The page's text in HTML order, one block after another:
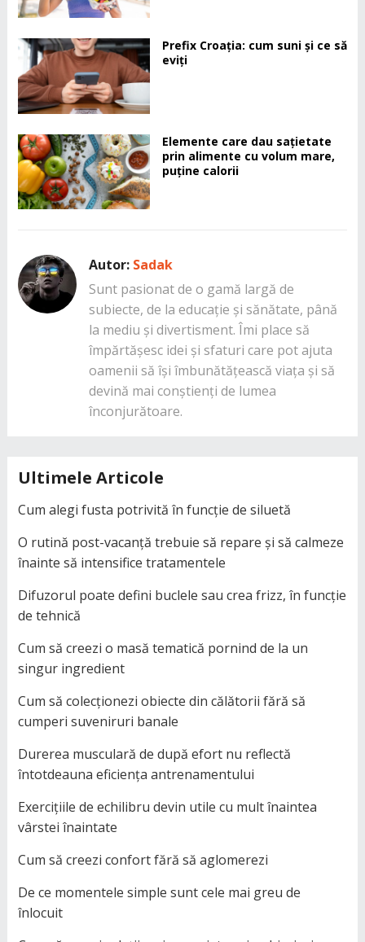
Prefix Croația: cum suni și ce să
eviți
Elemente care dau sațietate
prin alimente cu volum mare,
puține calorii
Autor: Sadak
Sunt pasionat de o gamă largă de
subiecte, de la educație și sănătate, până
la mediu și divertisment. Îmi place să
împărtășesc idei și sfaturi care pot ajuta
oamenii să își îmbunătățească viața și să
devină mai conștienți de lumea
înconjurătoare.
Ultimele Articole
Cum alegi fusta potrivită în funcție de siluetă
O rutină post-vacanță trebuie să repare și să calmeze
înainte să intensifice tratamentele
Difuzorul poate defini buclele sau crea frizz, în funcție
de tehnică
Cum să creezi o masă tematică pornind de la un
singur ingredient
Cum să colecționezi obiecte din călătorii fără să
cumperi suveniruri banale
Durerea musculară de după efort nu reflectă
întotdeauna eficiența antrenamentului
Exercițiile de echilibru devin utile cu mult înaintea
vârstei înaintate
Cum să creezi confort fără să aglomerezi
De ce momentele simple sunt cele mai greu de
înlocuit